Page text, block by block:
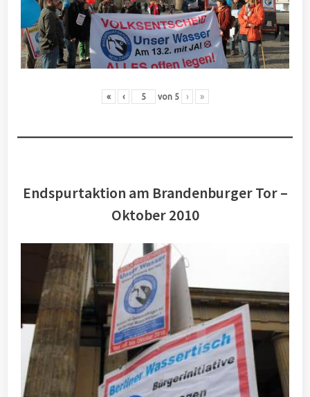
« ‹ von 5 › »
Endspurtaktion am Brandenburger Tor –
Oktober 2010